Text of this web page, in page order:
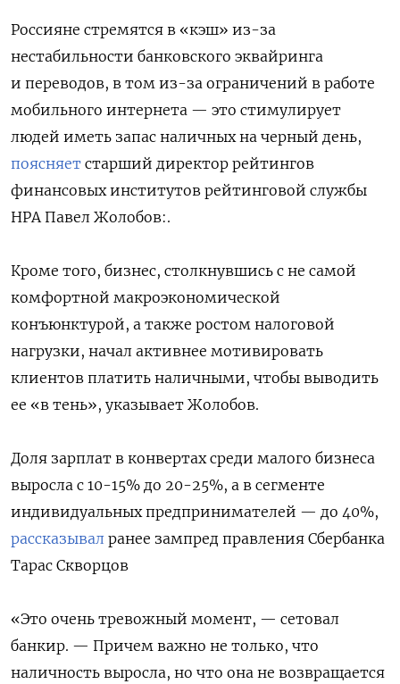
Россияне стремятся в «кэш» из-за
нестабильности банковского эквайринга
и переводов, в том из-за ограничений в работе
мобильного интернета — это стимулирует
людей иметь запас наличных на черный день,
поясняет старший директор рейтингов
финансовых институтов рейтинговой службы
НРА Павел Жолобов:.
Кроме того, бизнес, столкнувшись с не самой
комфортной макроэкономической
конъюнктурой, а также ростом налоговой
нагрузки, начал активнее мотивировать
клиентов платить наличными, чтобы выводить
ее «в тень», указывает Жолобов.
Доля зарплат в конвертах среди малого бизнеса
выросла с 10-15% до 20-25%, а в сегменте
индивидуальных предпринимателей — до 40%,
рассказывал ранее зампред правления Сбербанка
Тарас Скворцов
«Это очень тревожный момент, — сетовал
банкир. — Причем важно не только, что
наличность выросла, но что она не возвращается